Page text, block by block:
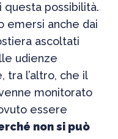
questa possibilità.
emersi anche dai
ascoltati
udienze
tra l’altro, che il
monitorato
essere
non si può